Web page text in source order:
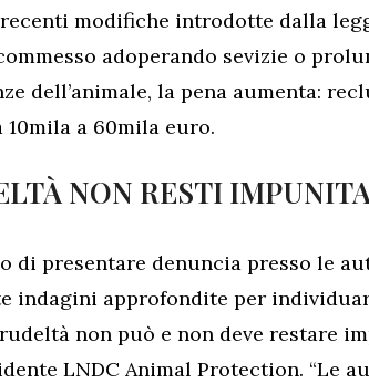
modifiche introdotte dalla
adoperando sevizie o
dell’animale, la pena aumenta:
a 60mila euro.
NON RESTI
di presentare denuncia presso le
indagini approfondite per
non può e non deve restare
LNDC Animal Protection. “Le